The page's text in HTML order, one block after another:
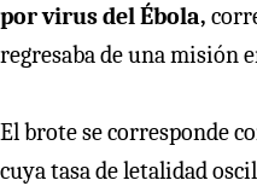
por virus del Ébola,
regresaba de una misión
El brote se corresponde
cuya tasa de letalidad